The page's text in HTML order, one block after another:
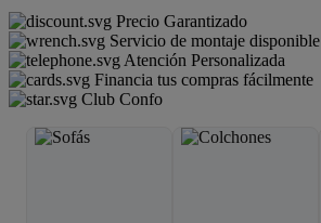
Precio Garantizado
Servicio de montaje disponible
Atención Personalizada
Financia tus compras fácilmente
Club Confo